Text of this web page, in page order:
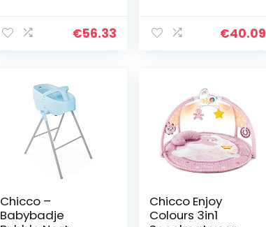
Dekens voor Baby
Ideale…
€56.33
Wrap,
Slaapzak, 0-3…
€40.09
Chicco –
Babybadje
Chicco Enjoy
Colours 3in1